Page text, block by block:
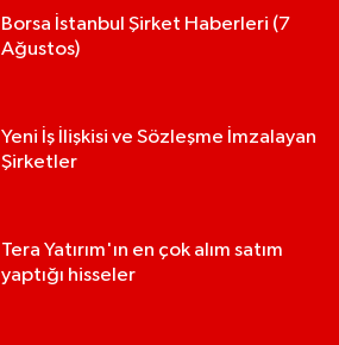
Borsa İstanbul Şirket Haberleri (7
Ağustos)
Yeni İş İlişkisi ve Sözleşme İmzalayan
Şirketler
Tera Yatırım'ın en çok alım satım
yaptığı hisseler